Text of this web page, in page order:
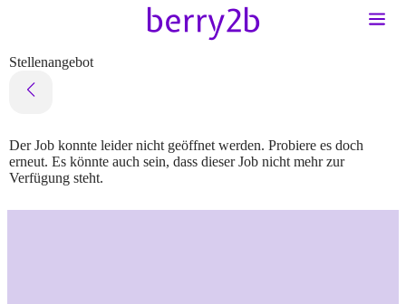
Stellenangebot
Der Job konnte leider nicht geöffnet werden. Probiere es doch
erneut. Es könnte auch sein, dass dieser Job nicht mehr zur
Verfügung steht.